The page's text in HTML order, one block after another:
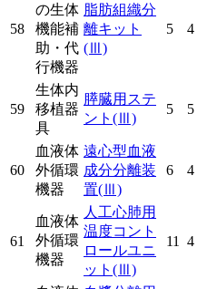
58
の生体
機能補
助・代
行機器
脂肪組織分
離キット
(Ⅲ)
5 4
59
生体内
移植器
具
膵臓用ステ
ント (Ⅲ)
5 5
60
血液体
外循環
機器
遠心型血液
成分分離装
置(Ⅲ)
6 4
61
血液体
外循環
機器
人工心肺用
温度コント
ロールユニ
ット (Ⅲ)
11 4